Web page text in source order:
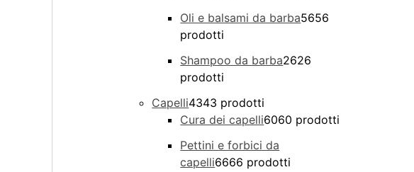
Oli e balsami da barba5656
prodotti
Shampoo da barba2626
prodotti
Capelli4343 prodotti
Cura dei capelli6060 prodotti
Pettini e forbici da
capelli6666 prodotti